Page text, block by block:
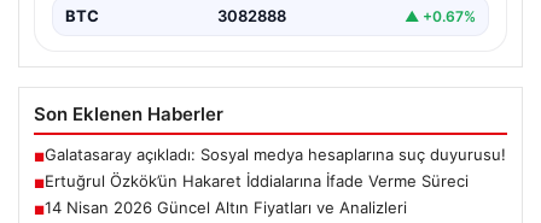
BTC 3082888 ▲ +0.67%
Son Eklenen Haberler
■Galatasaray açıkladı: Sosyal medya hesaplarına suç duyurusu!
■Ertuğrul Özkök’ün Hakaret İddialarına İfade Verme Süreci
■14 Nisan 2026 Güncel Altın Fiyatları ve Analizleri